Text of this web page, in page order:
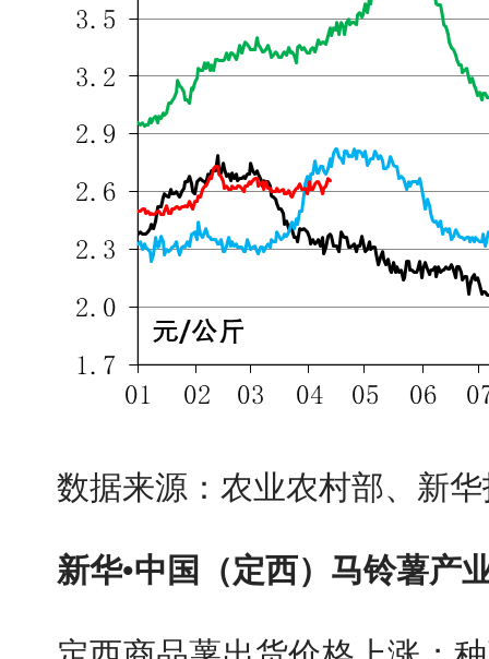
数据来源：农业农村部、新
新华•中国（定西）马铃薯产